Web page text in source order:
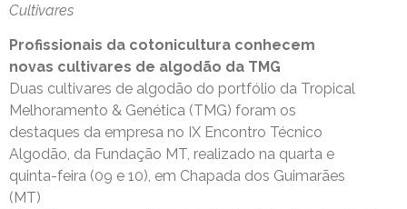
Cultivares
Profissionais da cotonicultura conhecem
novas cultivares de algodão da TMG
Duas cultivares de algodão do portfólio da Tropical
Melhoramento & Genética (TMG) foram os
destaques da empresa no IX Encontro Técnico
Algodão, da Fundação MT, realizado na quarta e
quinta-feira (09 e 10), em Chapada dos Guimarães
(MT)